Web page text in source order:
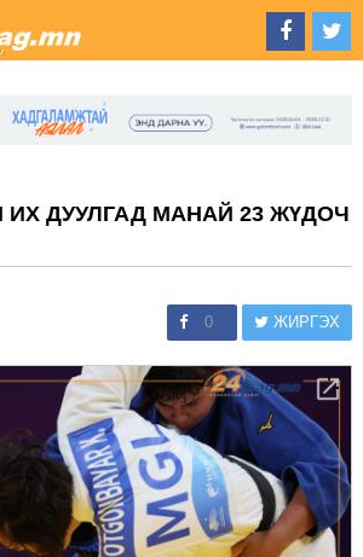
ДУУЛГАД МАНАЙ 23 ЖҮДОЧ
0 ЖИРГЭХ